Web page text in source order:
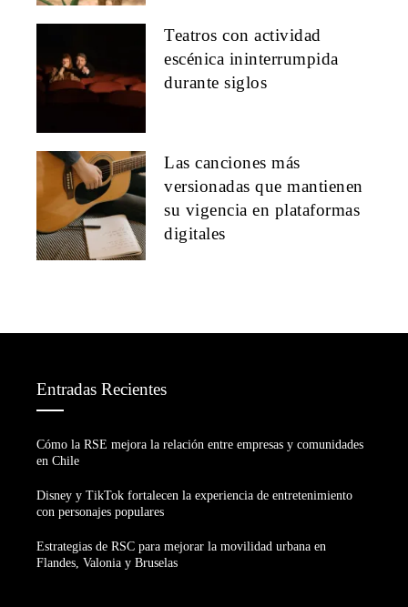
Teatros con actividad
escénica ininterrumpida
durante siglos
Las canciones más
versionadas que mantienen
su vigencia en plataformas
digitales
Entradas Recientes
Cómo la RSE mejora la relación entre empresas y comunidades
en Chile
Disney y TikTok fortalecen la experiencia de entretenimiento
con personajes populares
Estrategias de RSC para mejorar la movilidad urbana en
Flandes, Valonia y Bruselas